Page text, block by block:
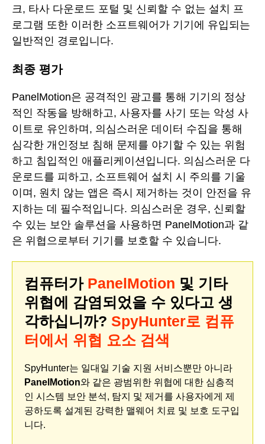
크, 타사 다운로드 포털 및 신뢰할 수 없는 설치 프
로그램 또한 이러한 소프트웨어가 기기에 유입되는
일반적인 경로입니다.
최종 평가
PanelMotion은 공격적인 광고를 통해 기기의 정상
적인 작동을 방해하고, 사용자를 사기 또는 악성 사
이트로 유인하며, 의심스러운 데이터 수집을 통해
심각한 개인정보 침해 문제를 야기할 수 있는 위험
하고 침입적인 애플리케이션입니다. 의심스러운 다
운로드를 피하고, 소프트웨어 설치 시 주의를 기울
이며, 원치 않는 앱은 즉시 제거하는 것이 안전을 유
지하는 데 필수적입니다. 의심스러운 경우, 신뢰할
수 있는 보안 솔루션을 사용하면 PanelMotion과 같
은 위협으로부터 기기를 보호할 수 있습니다.
컴퓨터가 PanelMotion 및 기타
위협에 감염되었을 수 있다고 생
각하십니까? SpyHunter로 컴퓨
터에서 위협 요소 검색
SpyHunter는 일대일 기술 지원 서비스뿐만 아니라
PanelMotion와 같은 광범위한 위협에 대한 심층적
인 시스템 보안 분석, 탐지 및 제거를 사용자에게 제
공하도록 설계된 강력한 맬웨어 치료 및 보호 도구입
니다.